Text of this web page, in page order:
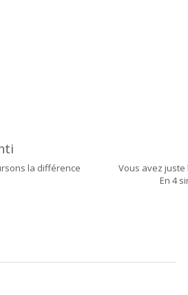
la différence
Vous avez
En 4